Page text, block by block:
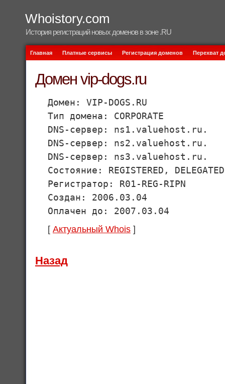
Whoistory.com
История регистраций новых доменов в зоне .RU
Главная Платные сервисы Регистрация доменов Перехват
Домен vip-dogs.ru
Домен: VIP-DOGS.RU
Тип домена: CORPORATE
DNS-сервер: ns1.valuehost.ru.
DNS-сервер: ns2.valuehost.ru.
DNS-сервер: ns3.valuehost.ru.
Состояние: REGISTERED, DELEGATED
Регистратор: R01-REG-RIPN
Создан: 2006.03.04
Оплачен до: 2007.03.04
[ Актуальный Whois ]
Назад